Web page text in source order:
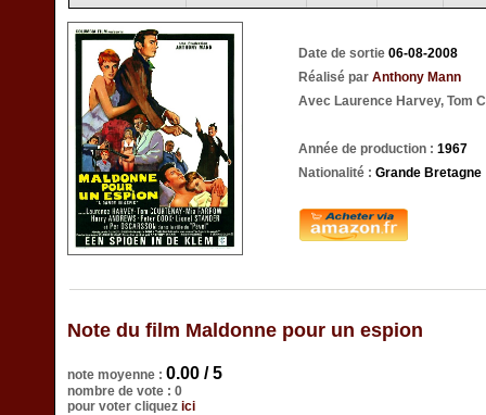
Date de sortie 06-08-2008
Réalisé par Anthony Mann
Avec Laurence Harvey, Tom
Année de production : 1967
Nationalité : Grande Bretagne
Note du film Maldonne pour un espion
note moyenne : 0.00 / 5
nombre de vote : 0
pour voter cliquez ici